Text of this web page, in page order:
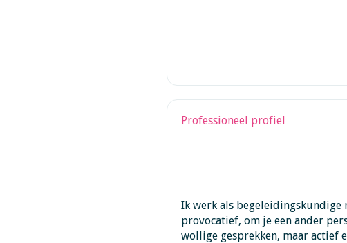
Professioneel profiel
Ik werk als begeleidingskundige
provocatief, om je een ander
wollige gesprekken, maar actief